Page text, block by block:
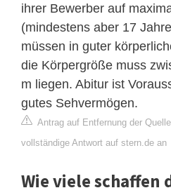
ihrer Bewerber auf
(mindestens aber 17
müssen in guter
die Körpergröße muss
m liegen. Abitur ist
gutes Sehvermögen.
Antrag auf Entfernung der Quelle
vollständige Antwort auf stern.de an
Wie viele schaffen